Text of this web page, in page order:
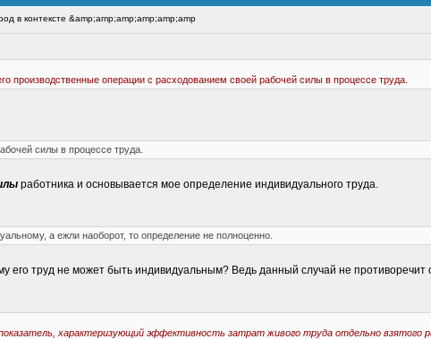
в контексте &amp;amp;amp;amp;amp;amp
производственные операции с расходованием своей рабочей силы в процессе труда.
силы в процессе труда.
работника и основывается мое определение индивидуального труда.
а ежли наоборот, то определение не полноценно.
его труд не может быть индивидуальным? Ведь данный случай не
характеризующий эффективность затрат живого труда отдельно взятого